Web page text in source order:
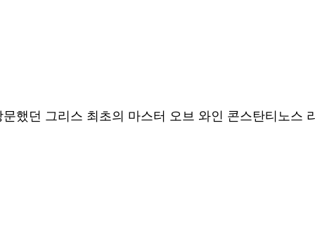
했던 그리스 최초의 마스터 오브 와인 콘스탄티노스